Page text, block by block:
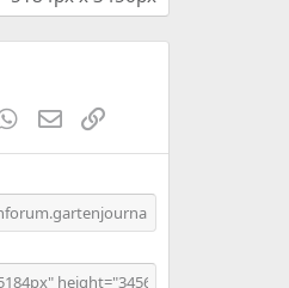
WhatsApp
E-Mail